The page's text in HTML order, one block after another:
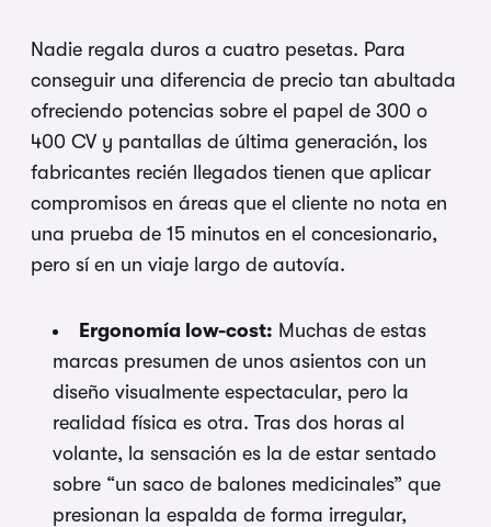
Nadie regala duros a cuatro pesetas. Para
conseguir una diferencia de precio tan abultada
ofreciendo potencias sobre el papel de 300 o
400 CV y pantallas de última generación, los
fabricantes recién llegados tienen que aplicar
compromisos en áreas que el cliente no nota en
una prueba de 15 minutos en el concesionario,
pero sí en un viaje largo de autovía.
Ergonomía low-cost: Muchas de estas
marcas presumen de unos asientos con un
diseño visualmente espectacular, pero la
realidad física es otra. Tras dos horas al
volante, la sensación es la de estar sentado
sobre “un saco de balones medicinales” que
presionan la espalda de forma irregular,